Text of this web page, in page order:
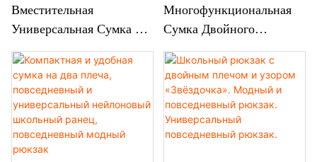
Вместительная
Универсальная Сумка На
Одно Плечо, Сумка-Тоут
С Уникальным Дизайном,
Модная И Повседневная
Сумка-Тоут
Многофункциональная
Сумка Двойного
Назначения, Лёгкая
Походная Сумка На
Грудь,
Водонепроницаемый
Универсальный Рюкзак